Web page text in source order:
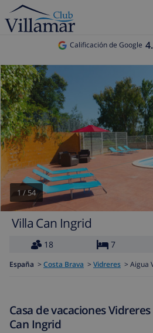
Calificación de Google
1 /54
Villa Can Ingrid
18
7
España > Costa Brava > Vidreres > Aigua
Casa de vacaciones
Can Ingrid